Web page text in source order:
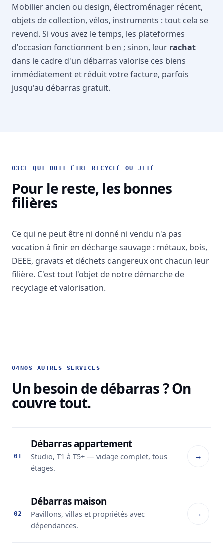
Mobilier ancien ou design, électroménager récent,
objets de collection, vélos, instruments : tout cela se
revend. Si vous avez le temps, les plateformes
d'occasion fonctionnent bien ; sinon, leur rachat
dans le cadre d'un débarras valorise ces biens
immédiatement et réduit votre facture, parfois
jusqu'au débarras gratuit.
03 CE QUI DOIT ÊTRE RECYCLÉ OU JETÉ
Pour le reste, les bonnes
filières
Ce qui ne peut être ni donné ni vendu n'a pas
vocation à finir en décharge sauvage : métaux, bois,
DEEE, gravats et déchets dangereux ont chacun leur
filière. C'est tout l'objet de notre démarche de
recyclage et valorisation.
04 NOS AUTRES SERVICES
Un besoin de débarras ? On
couvre tout.
01
Débarras appartement
Studio, T1 à T5+ — vidage complet, tous
étages.
→
02
Débarras maison
Pavillons, villas et propriétés avec
dépendances.
→